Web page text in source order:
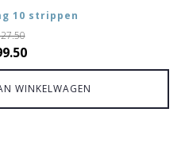
10 strippen
Huidige
prijs
is:
€99.50.
WINKELWAGEN